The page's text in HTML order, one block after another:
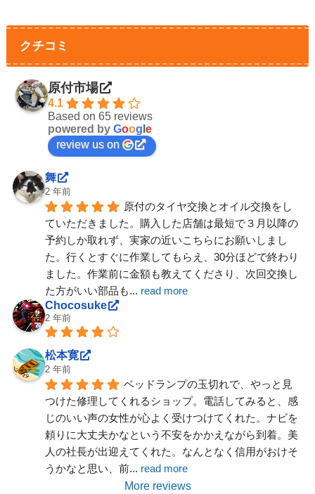
クチコミ
原付市場
4.1
Based on 65 reviews
powered by Goog e
review us on
舞
2 年前
原付のタイヤ交換とオイル交換をし
ていただきました。購入した店舗は最短で３月以降の
予約しか取れず、実家の近いこちらにお願いしまし
た。行くとすぐに作業してもらえ、30分ほどで終わり
ました。作業前に金額も教えてくださり、次回交換し
た方がいい部品も... read more
Chocosuke
2 年前
松本寛
2 年前
ベッドランプの玉切れで、やっと見
つけた修理してくれるショップ。電話してみると、感
じのいい声の女性が心よく受けつけてくれた。ナビを
頼りに大丈夫かなという不安をかかえながら到着。美
人の社長が出迎えてくれた。なんとなく信用がおけそ
うかなと思い、前... read more
More reviews